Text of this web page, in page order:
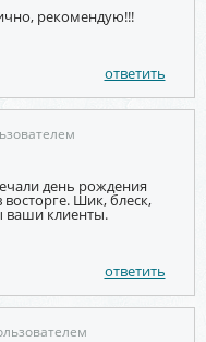
рекомендую!!!
ответить
день рождения
Шик, блеск,
ваши клиенты.
ответить